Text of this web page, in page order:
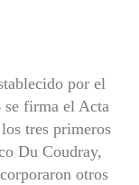
por el
se firma el Acta
tres primeros
Du Coudray,
otros